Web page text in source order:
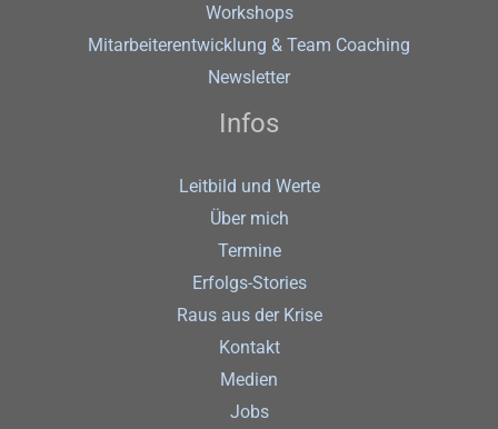
Workshops
Mitarbeiterentwicklung & Team Coaching
Newsletter
Infos
Leitbild und Werte
Über mich
Termine
Erfolgs-Stories
Raus aus der Krise
Kontakt
Medien
Jobs